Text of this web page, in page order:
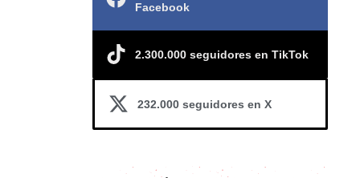
Facebook
2.300.000 seguidores en TikTok
232.000 seguidores en X